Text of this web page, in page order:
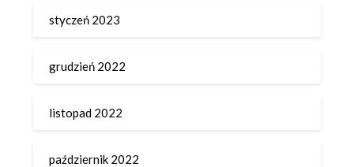
styczeń 2023
grudzień 2022
listopad 2022
październik 2022